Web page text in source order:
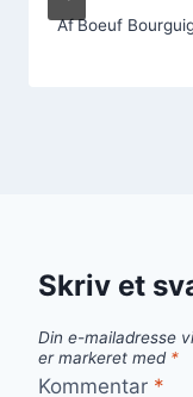
AfBoeuf
Skriv et
Din e-mailadresse
er markeret med *
Kommentar *